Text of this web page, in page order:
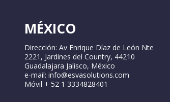
MÉXICO
Dirección: Av Enrique Díaz de León Nte
2221, Jardines del Country, 44210
Guadalajara Jalisco, México
e-mail: info@esvasolutions.com
Móvil + 52 1 3334828401